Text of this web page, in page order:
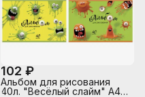
102 ₽
Альбом для рисования
40л. "Весёлый слайм" А4